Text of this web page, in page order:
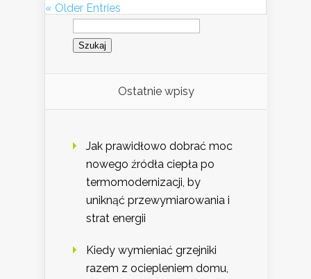
« Older Entries
Szukaj:
Ostatnie wpisy
Jak prawidłowo dobrać moc
nowego źródła ciepła po
termomodernizacji, by
uniknąć przewymiarowania i
strat energii
Kiedy wymieniać grzejniki
razem z ociepleniem domu,